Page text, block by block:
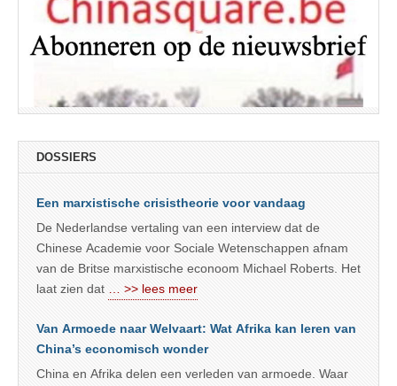
DOSSIERS
Een marxistische crisistheorie voor vandaag
De Nederlandse vertaling van een interview dat de
Chinese Academie voor Sociale Wetenschappen afnam
van de Britse marxistische econoom Michael Roberts. Het
laat zien dat
… >> lees meer
Van Armoede naar Welvaart: Wat Afrika kan leren van
China’s economisch wonder
China en Afrika delen een verleden van armoede. Waar